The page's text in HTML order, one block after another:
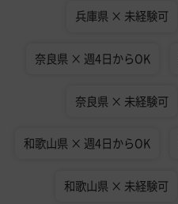
兵庫県 × 未経験可
奈良県 × 週4日からOK
奈良県 × 未経験可
和歌山県 × 週4日からOK
和歌山県 × 未経験可